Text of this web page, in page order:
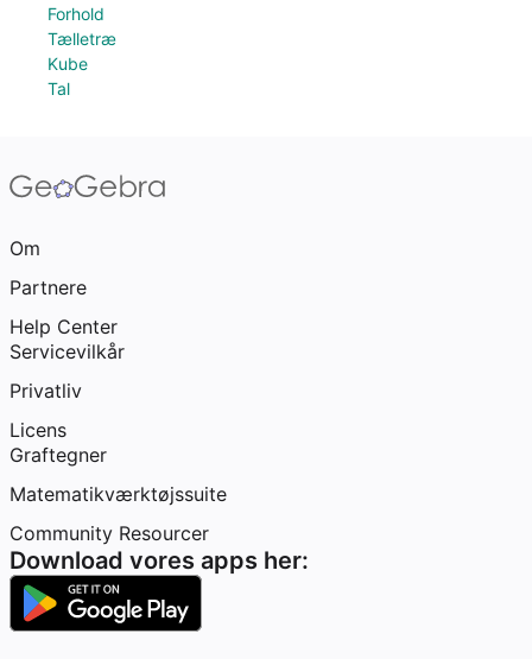
Forhold
Tælletræ
Kube
Tal
Om
Partnere
Help Center
Servicevilkår
Privatliv
Licens
Graftegner
Matematikværktøjssuite
Community Resourcer
Download vores apps her: